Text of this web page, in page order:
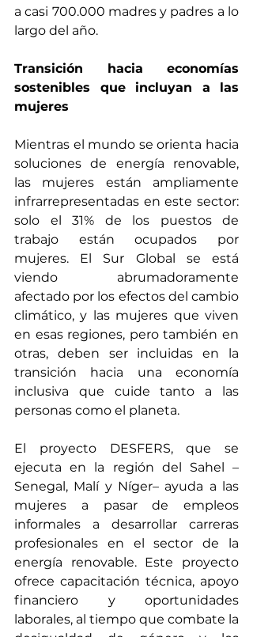
a casi 700.000 madres y padres a lo
largo del año.
Transición hacia economías
sostenibles que incluyan a las
mujeres
Mientras el mundo se orienta hacia
soluciones de energía renovable,
las mujeres están ampliamente
solo el 31% de los puestos de
trabajo están ocupados por
mujeres. El Sur Global se está
viendo abrumadoramente
afectado por los efectos del cambio
climático, y las mujeres que viven
en esas regiones, pero también en
otras, deben ser incluidas en la
transición hacia una economía
inclusiva que cuide tanto a las
personas como el planeta.
El proyecto DESFERS, que se
ejecuta en la región del Sahel –
Senegal, Malí y Níger– ayuda a las
mujeres a pasar de empleos
informales a desarrollar carreras
profesionales en el sector de la
energía renovable. Este proyecto
ofrece capacitación técnica, apoyo
financiero y oportunidades
laborales, al tiempo que combate la